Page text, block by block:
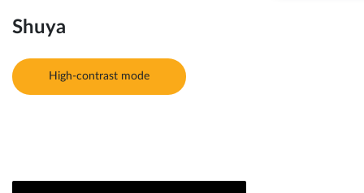
Shuya
High-contrast mode